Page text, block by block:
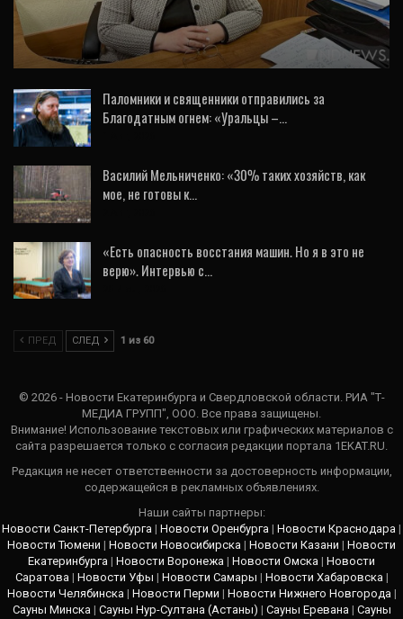
минобразования рассказали, что
изменится в…
Паломники и священники отправились за
Благодатным огнем: «Уральцы –…
Василий Мельниченко: «30% таких хозяйств, как
мое, не готовы к…
«Есть опасность восстания машин. Но я в это не
верю». Интервью с…
ПРЕД СЛЕД 1 из 60
© 2026 - Новости Екатеринбурга и Свердловской области. РИА "Т-
МЕДИА ГРУПП", ООО. Все права защищены.
Внимание! Использование текстовых или графических материалов с
сайта разрешается только c согласия редакции портала 1EKAT.RU.
Редакция не несет ответственности за достоверность информации,
содержащейся в рекламных объявлениях.
Наши сайты партнеры:
Новости Санкт-Петербурга | Новости Оренбурга | Новости Краснодара |
Новости Тюмени | Новости Новосибирска | Новости Казани | Новости
Екатеринбурга | Новости Воронежа | Новости Омска | Новости
Саратова| Новости Уфы | Новости Самары | Новости Хабаровска|
Новости Челябинска| Новости Перми | Новости Нижнего Новгорода|
Сауны Минска| Сауны Нур-Султана (Астаны) | Сауны Еревана| Сауны